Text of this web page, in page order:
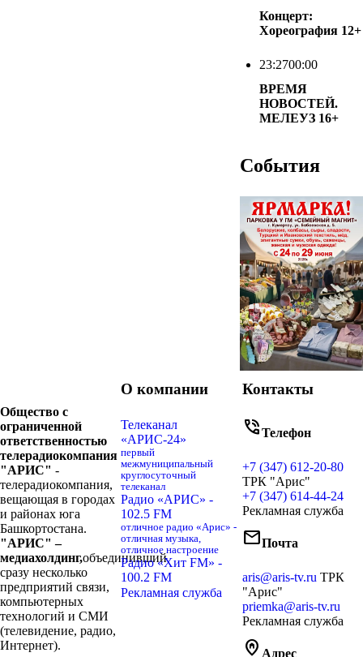
Концерт:
Хореография 12+
23:2700:00
ВРЕМЯ
НОВОСТЕЙ.
МЕЛЕУЗ 16+
События
Общество с
ограниченной
ответственностью
телерадиокомпания
"АРИС" -
телерадиокомпания,
вещающая в городах
и районах юга
Башкортостана.
"АРИС" –
медиахолдинг,объединивший
сразу несколько
предприятий связи,
компьютерных
технологий и СМИ
(телевидение, радио,
Интернет).
О компании
Телеканал
«АРИС-24»
первый
межмуниципальный
круглосуточный
телеканал
Радио «АРИС» -
102.5 FM
отличное радио «Арис» -
отличная музыка,
отличное настроение
Радио «Хит FM» -
100.2 FM
Рекламная служба
Контакты
phone_in_talkТелефон
+7 (347) 612-20-80
ТРК "Арис"
+7 (347) 614-44-24
Рекламная служба
mailПочта
aris@aris-tv.ru ТРК
"Арис"
priemka@aris-tv.ru
Рекламная служба
home_pin Адрес